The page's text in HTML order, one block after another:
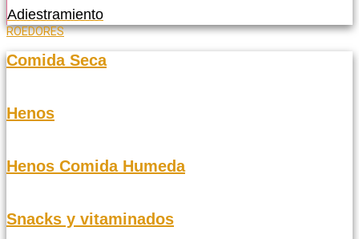
Adiestramiento
ROEDORES
Comida Seca
Henos
Henos Comida Humeda
Snacks y vitaminados